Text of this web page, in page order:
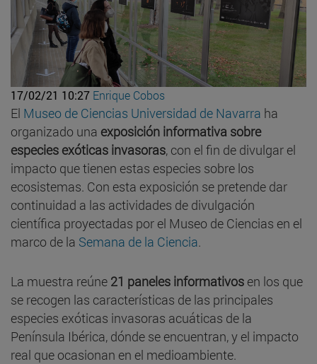
17/02/21 10:27 Enrique Cobos
El Museo de Ciencias Universidad de Navarra ha
organizado una exposición informativa sobre
especies exóticas invasoras, con el fin de divulgar el
impacto que tienen estas especies sobre los
ecosistemas. Con esta exposición se pretende dar
continuidad a las actividades de divulgación
científica proyectadas por el Museo de Ciencias en el
marco de la Semana de la Ciencia.
La muestra reúne 21 paneles informativos en los que
se recogen las características de las principales
especies exóticas invasoras acuáticas de la
Península Ibérica, dónde se encuentran, y el impacto
real que ocasionan en el medioambiente.